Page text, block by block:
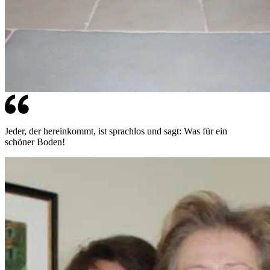
Jeder, der hereinkommt, ist sprachlos und sagt: Was für ein
schöner Boden!